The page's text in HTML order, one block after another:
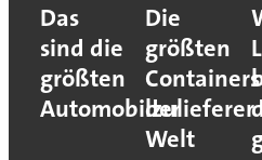
Das
sind die
größten
Automobilzulieferer
Die
größten
der
Welt